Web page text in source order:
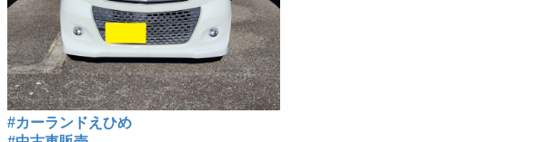
#カーランドえひめ